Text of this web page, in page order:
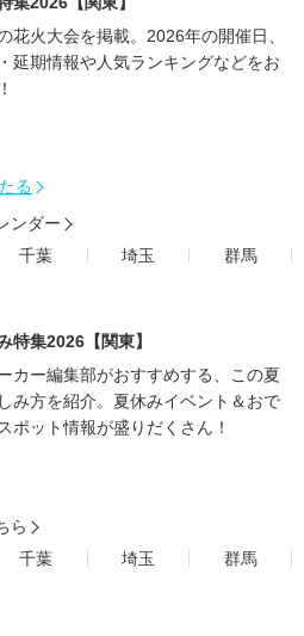
花火大会を掲載。2026年の開催日、
延期情報や人気ランキングなどをお
る
ンダー
千葉 埼玉
群馬
特集2026【関東】
カー編集部がおすすめする、この夏
み方を紹介。夏休みイベント＆おで
ポット情報が盛りだくさん！
ら
千葉 埼玉
群馬